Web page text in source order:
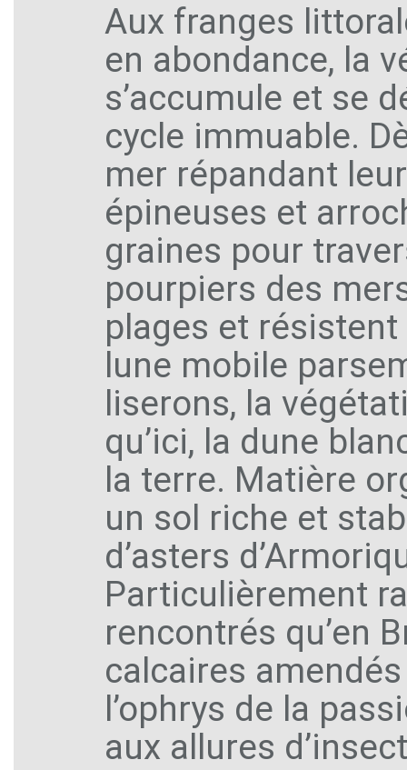
Aux franges
en abondance, la
s’accumule et se
cycle immuable.
mer répandant
épineuses et
graines pour
pourpiers des
plages et résistent
lune mobile
liserons, la
qu’ici, la dune
la terre. Matière
un sol riche et
d’asters
Particulièrement
rencontrés qu’en
calcaires
l’ophrys de la
aux allures